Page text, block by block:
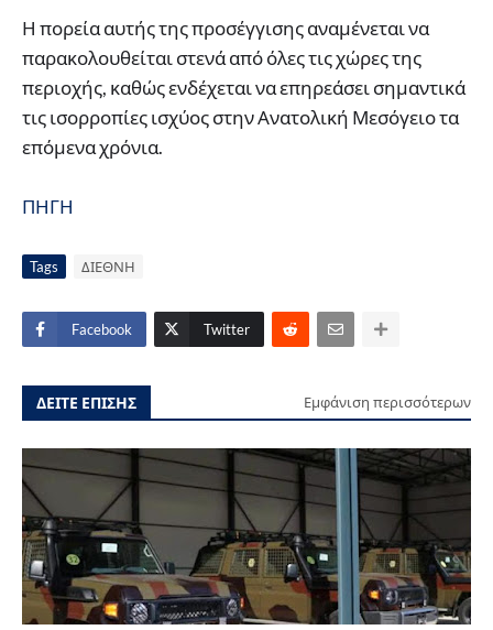
Η πορεία αυτής της προσέγγισης αναμένεται να
παρακολουθείται στενά από όλες τις χώρες της
περιοχής, καθώς ενδέχεται να επηρεάσει σημαντικά
τις ισορροπίες ισχύος στην Ανατολική Μεσόγειο τα
επόμενα χρόνια.
ΠΗΓΗ
Tags ΔΙΕΘΝΗ
Facebook Twitter
ΔΕΙΤΕ ΕΠΙΣΗΣ Εμφάνιση περισσότερων